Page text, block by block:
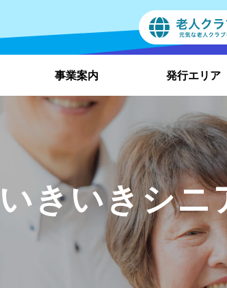
事業案内 発行エリア
いきいきシニ